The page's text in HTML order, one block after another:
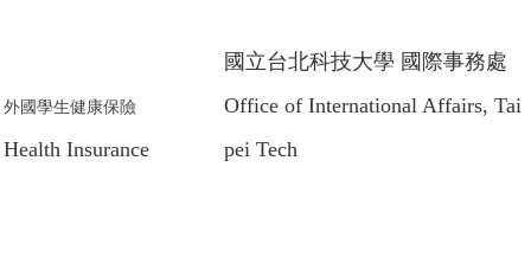
外國學生健康保險
Health Insurance
國立台北科技大學 國際事務處
Office of International Affairs, Tai
pei Tech